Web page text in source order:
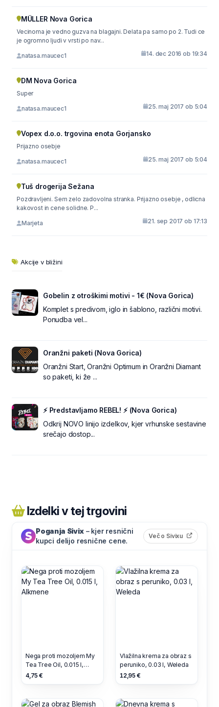
MÜLLER Nova Gorica
Vecinoma je vedno guzva na blagajni. Delata pa samo po 2. Tudi ce
je ogromno ljudi v vrsti po nav...
natasa.maucec1 14. dec 2016 ob 19:34
DM Nova Gorica
Super
natasa.maucec1 25. maj 2017 ob 5:04
Vopex d.o.o. trgovina enota Gorjansko
Prijazno osebje
natasa.maucec1 25. maj 2017 ob 5:04
Tuš drogerija Sežana
Pozdravljeni. Sem zelo zadovolna stranka. Prijazno osebje , odlicna
kakovost in cene solidne. P...
Marjeta 21. sep 2017 ob 17:13
Akcije v bližini
Gobelin z otroškimi motivi - 1€ (Nova Gorica)
Komplet s predivom, iglo in šablono, različni motivi.
Ponudba vel...
Oranžni paketi (Nova Gorica)
Oranžni Start, Oranžni Optimum in Oranžni Diamant
so paketi, ki že ...
⚡ Predstavljamo REBEL! ⚡ (Nova Gorica)
Odkrij NOVO linijo izdelkov, kjer vrhunske sestavine
srečajo dostop...
Izdelki v tej trgovini
Poganja Sivix – kjer resnični
kupci delijo resnične cene.
Več o Sivixu (odpre
Nega proti mozoljem My
Tea Tree Oil, 0.015 l,
Alkmene
4,75 €
Vlažilna krema za obraz s
peruniko, 0.03 l, Weleda
12,95 €